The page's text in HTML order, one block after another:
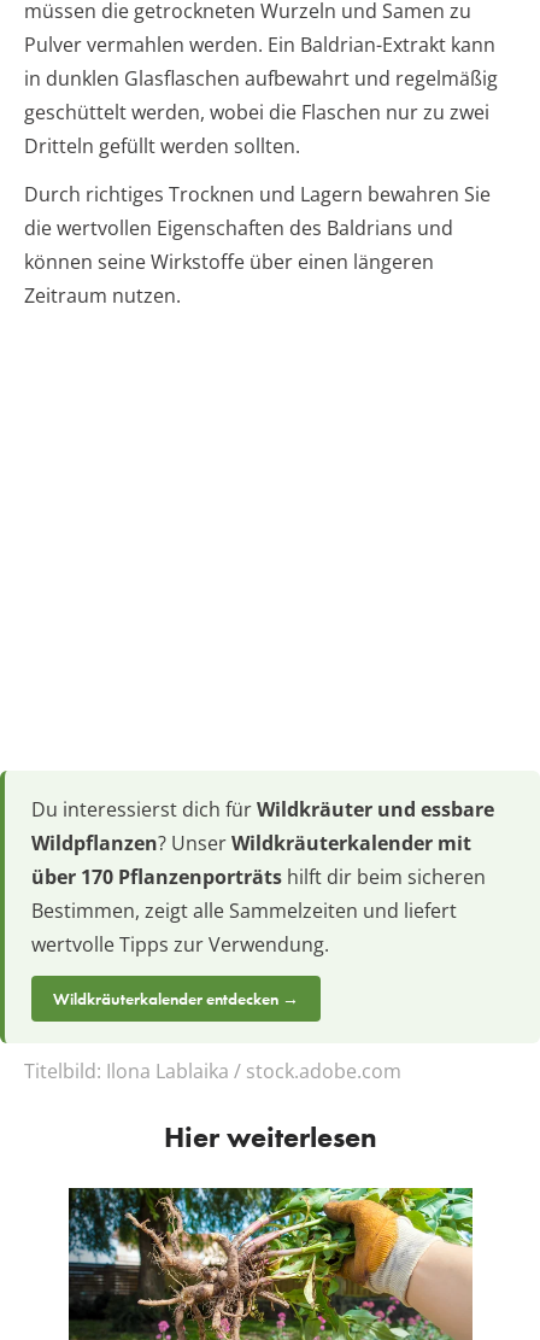
müssen die getrockneten Wurzeln und Samen zu
Pulver vermahlen werden. Ein Baldrian-Extrakt kann
in dunklen Glasflaschen aufbewahrt und regelmäßig
geschüttelt werden, wobei die Flaschen nur zu zwei
Dritteln gefüllt werden sollten.
Durch richtiges Trocknen und Lagern bewahren Sie
die wertvollen Eigenschaften des Baldrians und
können seine Wirkstoffe über einen längeren
Zeitraum nutzen.
Du interessierst dich fürWildkräuter und essbare
Wildpflanzen? UnserWildkräuterkalender mit
über 170 Pflanzenporträts hilft dir beim sicheren
Bestimmen, zeigt alle Sammelzeiten und liefert
wertvolle Tipps zur Verwendung.
Wildkräuterkalender entdecken →
Titelbild: Ilona Lablaika / stock.adobe.com
Hier weiterlesen